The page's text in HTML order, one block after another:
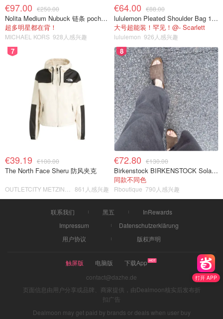
打开 APP
€97.00 €250.00
Nolita Medium Nubuck 链条 pochette
超多明星都在背！
MICHAEL KORS 928人感兴趣
€64.00 €88.00
lululemon Pleated Shoulder Bag 10L 单肩包
大号超能装！罕见！@- Scarlett
lululemon 926人感兴趣
7
€39.19 €100.00
The North Face Sheru 防风夹克
861人感兴趣
8
€72.80 €130.00
Birkenstock BIRKENSTOCK Solana 麂皮皮革凉拖
同款不同色
Rboutique 790人感兴趣
联系我们 黑五
InRewards
Impressum
Datenschutzerklärung
用户协议
版权声明
触屏版 电脑版
下载App
contact@dazhe.de
页面信息由用户分享或品牌、商家提供，由Dealmoon核实后发布折
扣广告
Dealmoon may get paid by brands or deals when user buy